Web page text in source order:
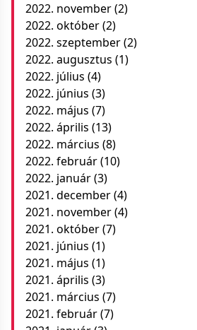
2022. november(2)
2022. október(2)
2022. szeptember(2)
2022. augusztus (1)
2022. július (4)
2022. június (3)
2022. május (7)
2022. április (13)
2022. március (8)
2022. február(10)
2022. január(3)
2021. december(4)
2021. november(4)
2021. október(7)
2021. június (1)
2021. május (1)
2021. április (3)
2021. március (7)
2021. február(7)